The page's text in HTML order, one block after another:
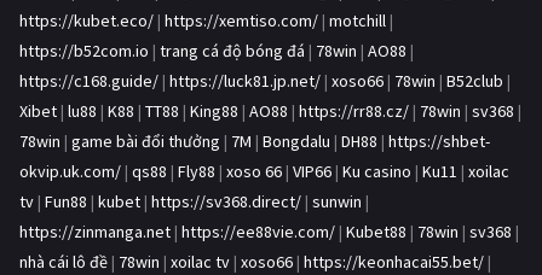
https://kubet.eco/ | https://xemtiso.com/ | motchill |
https://b52com.io | trang cá độ bóng đá | 78win | AO88 |
https://c168.guide/ | https://luck81.jp.net/ | xoso66 | 78win | B52club |
Xibet | lu88 | K88 | TT88 | King88 | AO88 | https://rr88.cz/ | 78win | sv368 |
78win | game bài đổi thưởng | 7M | Bongdalu | DH88 | https://shbet-
okvip.uk.com/ | qs88 | Fly88 | xoso 66 | VIP66 | Ku casino | Ku11 | xoilac
tv | Fun88 | kubet | https://sv368.direct/ | sunwin |
https://zinmanga.net | https://ee88vie.com/ | Kubet88 | 78win | sv368 |
nhà cái lô đề | 78win | xoilac tv | xoso66 | https://keonhacai55.bet/ |